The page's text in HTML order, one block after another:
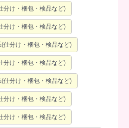
分け・梱包・検品など)
分け・梱包・検品など)
仕分け・梱包・検品など)
分け・梱包・検品など)
仕分け・梱包・検品など)
分け・梱包・検品など)
分け・梱包・検品など)